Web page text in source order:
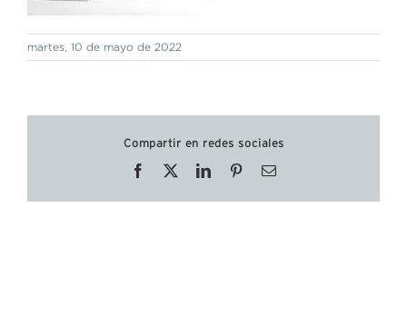
martes, 10 de mayo de 2022
Compartir en redes sociales
Facebook LinkedInPinterestCorreo